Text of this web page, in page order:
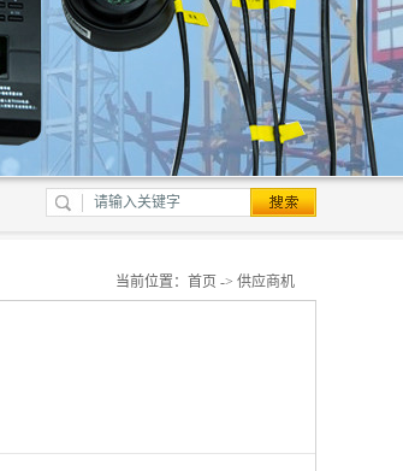
当前位置： 首页 -> 供应商机